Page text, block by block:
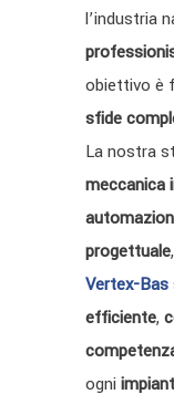
l’industria
obiettivo è
sfide
La nostra
meccanica
progettuale
Vertex-Bas
efficiente,
ogni